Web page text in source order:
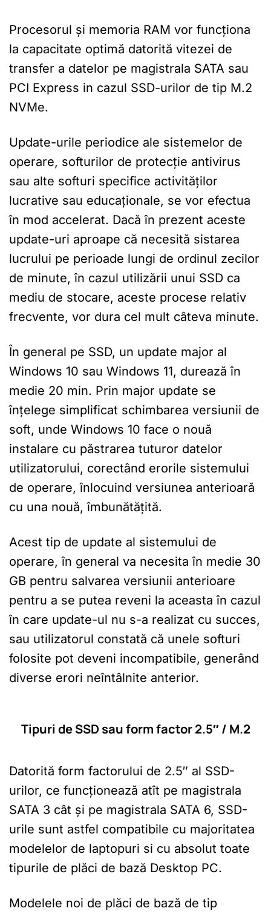
Procesorul și memoria RAM vor funcționa
la capacitate optimă datorită vitezei de
transfer a datelor pe magistrala SATA sau
PCI Express in cazul SSD-urilor de tip M.2
NVMe.
Update-urile periodice ale sistemelor de
operare, softurilor de protecție antivirus
sau alte softuri specifice activităților
lucrative sau educaționale, se vor efectua
în mod accelerat. Dacă în prezent aceste
update-uri aproape că necesită sistarea
lucrului pe perioade lungi de ordinul zecilor
de minute, în cazul utilizării unui SSD ca
mediu de stocare, aceste procese relativ
frecvente, vor dura cel mult câteva minute.
În general pe SSD, un update major al
Windows 10 sau Windows 11, durează în
medie 20 min. Prin major update se
înțelege simplificat schimbarea versiunii de
soft, unde Windows 10 face o nouă
instalare cu păstrarea tuturor datelor
utilizatorului, corectând erorile sistemului
de operare, înlocuind versiunea anterioară
cu una nouă, îmbunătățită.
Acest tip de update al sistemului de
operare, în general va necesita în medie 30
GB pentru salvarea versiunii anterioare
pentru a se putea reveni la aceasta în cazul
în care update-ul nu s-a realizat cu succes,
sau utilizatorul constată că unele softuri
folosite pot deveni incompatibile, generând
diverse erori neîntâlnite anterior.
Tipuri de SSD sau form factor 2.5″ / M.2
Datorită form factorului de 2.5″ al SSD-
urilor, ce funcționează atît pe magistrala
SATA 3 cât și pe magistrala SATA 6, SSD-
urile sunt astfel compatibile cu majoritatea
modelelor de laptopuri si cu absolut toate
tipurile de plăci de bază Desktop PC.
Modelele noi de plăci de bază de tip